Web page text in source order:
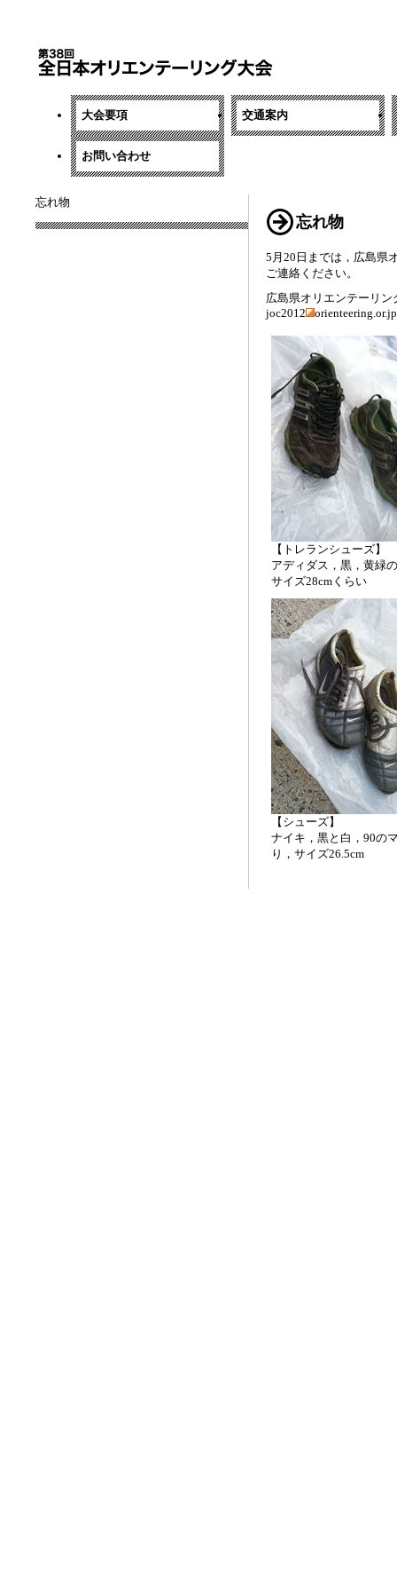
大会要項 交通案内
お問い合わせ
忘れ物
5月20日までは，広島県
ご連絡ください。
広島県オリエンテーリ
joc2012
orienteering.or.jp
【トレランシューズ】
アディダス，黒，黄緑
サイズ28cmくらい
【シューズ】
ナイキ，黒と白，90の
り，サイズ26.5cm
忘れ物